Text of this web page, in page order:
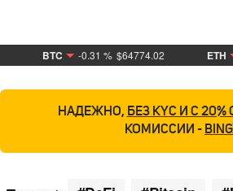
BTC -0.31 % $64774.02 ETH
НАДЕЖНО, БЕЗ KYC И С
КОМИССИИ -